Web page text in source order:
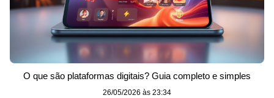
O que são plataformas digitais? Guia completo e simples
26/05/2026 às 23:34